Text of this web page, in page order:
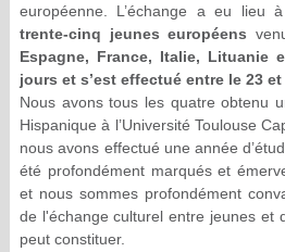
européenne. L’échange a eu lieu
trente-cinq jeunes européens
Espagne, France, Italie, Lituanie
jours et s’est effectué entre le 23
Nous avons tous les quatre obtenu
Hispanique à l’Université Toulouse
nous avons effectué une année
été profondément marqués et
et nous sommes profondément
de l'échange culturel entre jeunes et
peut constituer.